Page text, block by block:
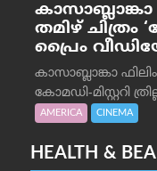
തമിഴ്
പ്രൈം
കാസാബ്ലാങ്കാ
കോമഡി-മിസ്റ്ററി
AMERICA CINEMA
HEALTH &